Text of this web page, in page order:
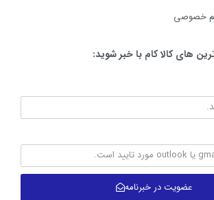
اقلام
دارد
۱ متر
تصویری + یک عدد دفترچه
گارانتی
۱
خصوصی
های کالا کام با خبر شوید:
عضویت در خبرنامه